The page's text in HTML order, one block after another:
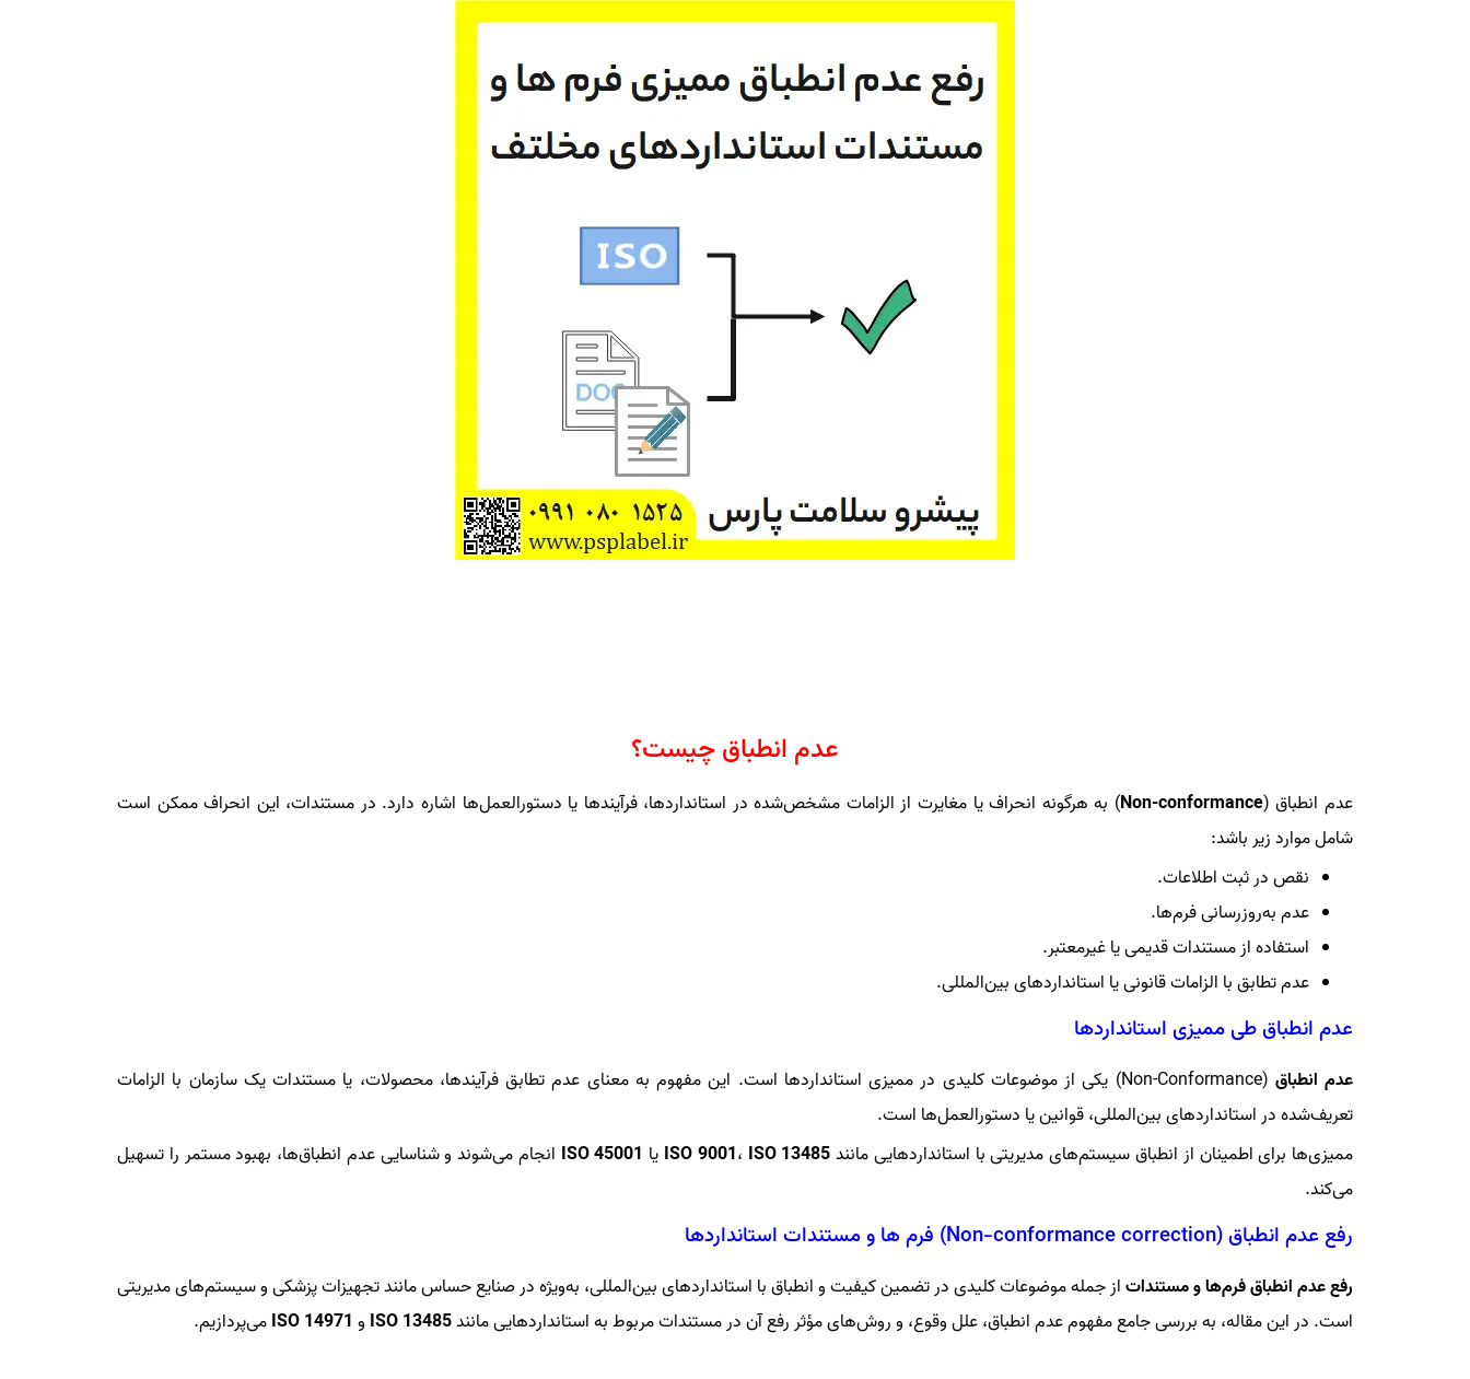
عدم انطباق چیست؟
عدم انطباق (Non-conformance) به هرگونه انحراف یا مغایرت از الزامات مشخص‌شده در استانداردها، فرآیندها یا دستورالعمل‌ها اشاره دارد. در مستندات، این انحراف ممکن است
شامل موارد زیر باشد:
نقص در ثبت اطلاعات.
عدم به‌روزرسانی فرم‌ها.
استفاده از مستندات قدیمی یا غیرمعتبر.
عدم تطابق با الزامات قانونی یا استانداردهای بین‌المللی.
عدم انطباق طی ممیزی استانداردها
عدم انطباق
(Non-Conformance) یکی از موضوعات کلیدی در ممیزی استانداردها است. این مفهوم به معنای عدم تطابق فرآیندها، محصولات، یا مستندات یک سازمان با الزامات
تعریف‌شده در استانداردهای بین‌المللی، قوانین یا دستورالعمل‌ها است.
ممیزی‌ها برای اطمینان از انطباق سیستم‌های مدیریتی با استانداردهایی مانند
ISO 9001، ISO 13485 یا ISO 45001 انجام می‌شوند و شناسایی عدم انطباق‌ها، بهبود مستمر را تسهیل
می‌کند.
رفع عدم انطباق (Non-conformance correction) فرم ها و مستندات استانداردها
رفع عدم انطباق فرم‌ها و مستنداتاز جمله موضوعات کلیدی در تضمین کیفیت و انطباق با استانداردهای بین‌المللی، به‌ویژه در صنایع حساس مانند تجهیزات پزشکی و سیستم‌های مدیریتی
است. در این مقاله، به بررسی جامع مفهوم عدم انطباق، علل وقوع، و روش‌های مؤثر رفع آن در مستندات مربوط به استانداردهایی مانندISO 13485 و ISO 14971می‌پردازیم.